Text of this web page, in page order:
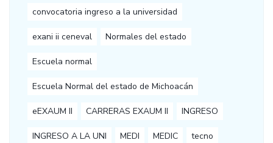
convocatoria ingreso a la universidad
exani ii ceneval Normales del estado
Escuela normal
Escuela Normal del estado de Michoacán
eEXAUM II CARRERAS EXAUM II INGRESO
INGRESO A LA UNI MEDI MEDIC tecno